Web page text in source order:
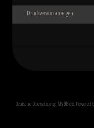
Druckversion anzeigen
Deutsche Übersetzung: MyBB.de, Powered